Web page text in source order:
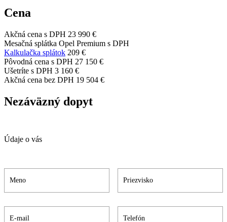
Cena
Akčná cena s DPH 23 990 €
Mesačná splátka Opel Premium s DPH
Kalkulačka splátok 209 €
Pôvodná cena s DPH 27 150 €
Ušetríte s DPH 3 160 €
Akčná cena bez DPH 19 504 €
Nezáväzný dopyt
Údaje o vás